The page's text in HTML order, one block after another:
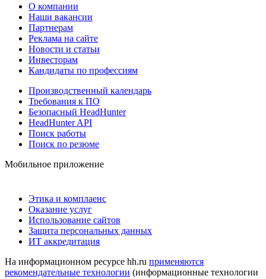
О компании
Наши вакансии
Партнерам
Реклама на сайте
Новости и статьи
Инвесторам
Кандидаты по профессиям
Производственный календарь
Требования к ПО
Безопасный HeadHunter
HeadHunter API
Поиск работы
Поиск по резюме
Мобильное приложение
Этика и комплаенс
Оказание услуг
Использование сайтов
Защита персональных данных
ИТ аккредитация
На информационном ресурсе hh.ru применяются
рекомендательные технологии (информационные технологии